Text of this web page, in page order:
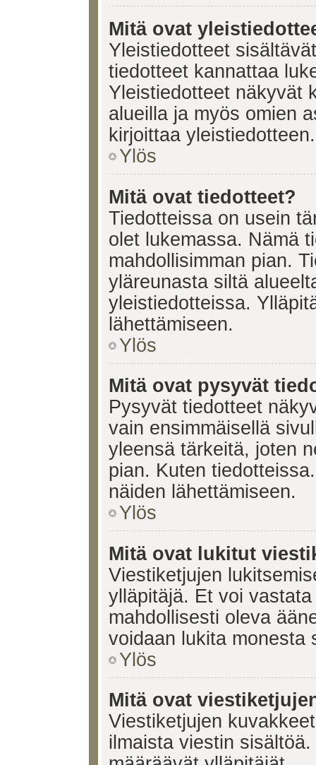
Mitä ovat
Yleistiedotteet
tiedotteet kannattaa
Yleistiedotteet näkyvät
alueilla ja myös omien
kirjoittaa
Ylös
Mitä ovat tiedotteet?
Tiedotteissa on usein
olet lukemassa. Nämä
mahdollisimman pian.
yläreunasta siltä
yleistiedotteissa.
lähettämiseen.
Ylös
Mitä ovat pysyvät
Pysyvät tiedotteet
vain ensimmäisellä
yleensä tärkeitä, joten
pian. Kuten
näiden lähettämiseen.
Ylös
Mitä ovat lukitut
Viestiketjujen
ylläpitäjä. Et voi
mahdollisesti oleva
voidaan lukita monesta
Ylös
Mitä ovat
Viestiketjujen
ilmaista viestin